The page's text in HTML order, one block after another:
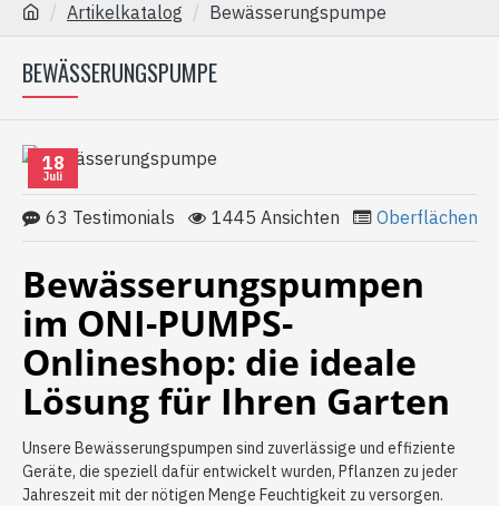
Artikelkatalog Bewässerungspumpe
BEWÄSSERUNGSPUMPE
18
Juli
63 Testimonials 1445 Ansichten
Bewässerungspumpen
im ONI-PUMPS-
Onlineshop: die ideale
Lösung für Ihren Garten
Unsere Bewässerungspumpen sind zuverlässige und effiziente
Geräte, die speziell dafür entwickelt wurden, Pflanzen zu jeder
Jahreszeit mit der nötigen Menge Feuchtigkeit zu versorgen.